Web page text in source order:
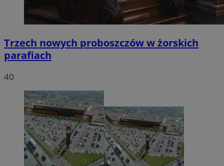
Trzech nowych proboszczów w żorskich
parafiach
40